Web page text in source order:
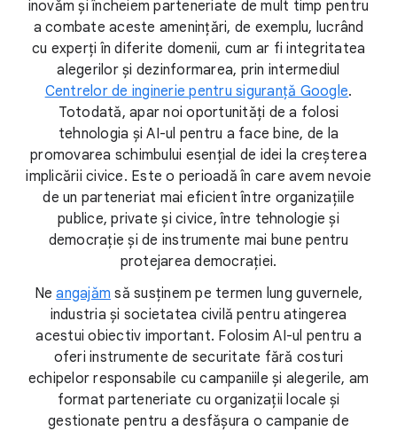
inovăm și încheiem parteneriate de mult timp pentru
a combate aceste amenințări, de exemplu, lucrând
cu experți în diferite domenii, cum ar fi integritatea
alegerilor și dezinformarea, prin intermediul
Centrelor de inginerie pentru siguranță Google.
Totodată, apar noi oportunități de a folosi
tehnologia și AI-ul pentru a face bine, de la
promovarea schimbului esențial de idei la creșterea
implicării civice. Este o perioadă în care avem nevoie
de un parteneriat mai eficient între organizațiile
publice, private și civice, între tehnologie și
democrație și de instrumente mai bune pentru
protejarea democrației.
Neangajăm să susținem pe termen lung guvernele,
industria și societatea civilă pentru atingerea
acestui obiectiv important. Folosim AI-ul pentru a
oferi instrumente de securitate fără costuri
echipelor responsabile cu campaniile și alegerile, am
format parteneriate cu organizații locale și
gestionate pentru a desfășura o campanie de